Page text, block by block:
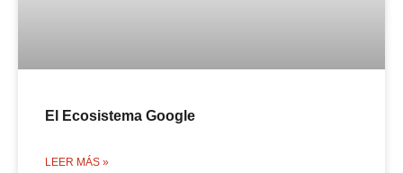
El Ecosistema Google
LEER MÁS »